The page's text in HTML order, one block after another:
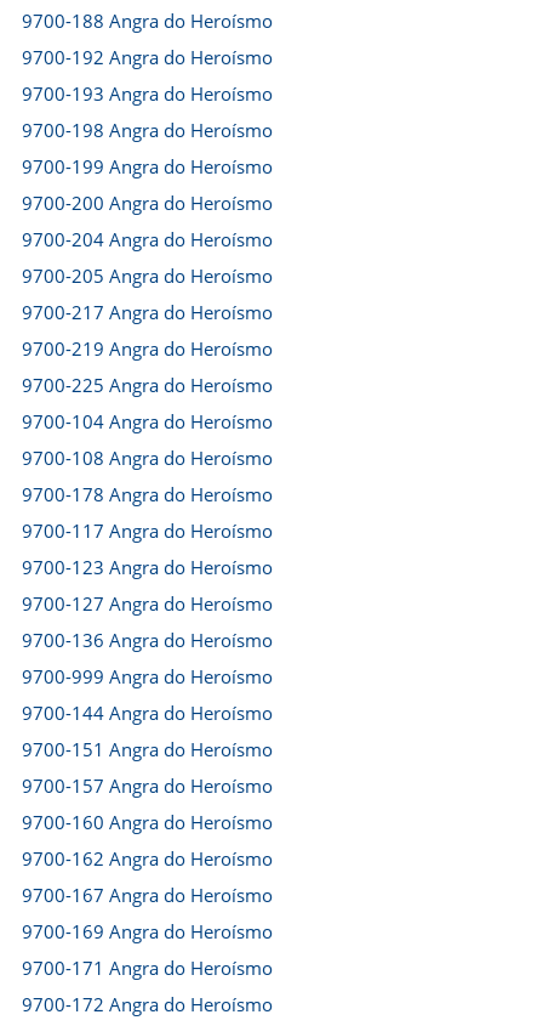
9700-188 Angra do Heroísmo
9700-192 Angra do Heroísmo
9700-193 Angra do Heroísmo
9700-198 Angra do Heroísmo
9700-199 Angra do Heroísmo
9700-200 Angra do Heroísmo
9700-204 Angra do Heroísmo
9700-205 Angra do Heroísmo
9700-217 Angra do Heroísmo
9700-219 Angra do Heroísmo
9700-225 Angra do Heroísmo
9700-104 Angra do Heroísmo
9700-108 Angra do Heroísmo
9700-178 Angra do Heroísmo
9700-117 Angra do Heroísmo
9700-123 Angra do Heroísmo
9700-127 Angra do Heroísmo
9700-136 Angra do Heroísmo
9700-999 Angra do Heroísmo
9700-144 Angra do Heroísmo
9700-151 Angra do Heroísmo
9700-157 Angra do Heroísmo
9700-160 Angra do Heroísmo
9700-162 Angra do Heroísmo
9700-167 Angra do Heroísmo
9700-169 Angra do Heroísmo
9700-171 Angra do Heroísmo
9700-172 Angra do Heroísmo